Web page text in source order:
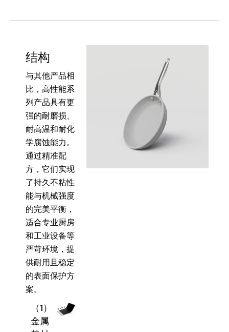
结构
与其他产品相
比，高性能系
列产品具有更
强的耐磨损、
耐高温和耐化
学腐蚀能力。
通过精准配
方，它们实现
了持久不粘性
能与机械强度
的完美平衡，
适合专业厨房
和工业设备等
严苛环境，提
供耐用且稳定
的表面保护方
案。
（1）
金属